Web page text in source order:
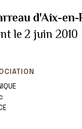
d'Aix-
le 2 juin 2010